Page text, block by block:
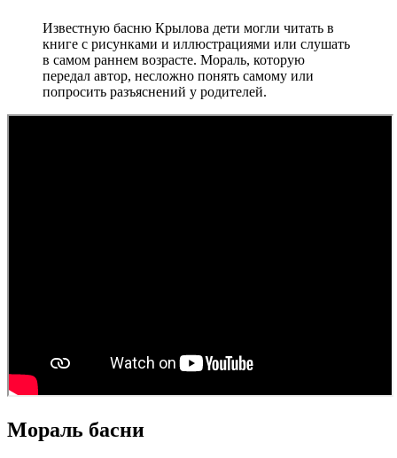
Известную басню Крылова дети могли читать в
книге с рисунками и иллюстрациями или слушать
в самом раннем возрасте. Мораль, которую
передал автор, несложно понять самому или
попросить разъяснений у родителей.
Мораль басни